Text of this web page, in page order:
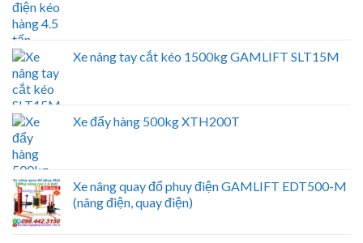
Xe nâng tay cắt kéo 1500kg GAMLIFT SLT15M
Xe đẩy hàng 500kg XTH200T
Xe nâng quay đổ phuy điện GAMLIFT EDT500-M
(nâng điện, quay điện)